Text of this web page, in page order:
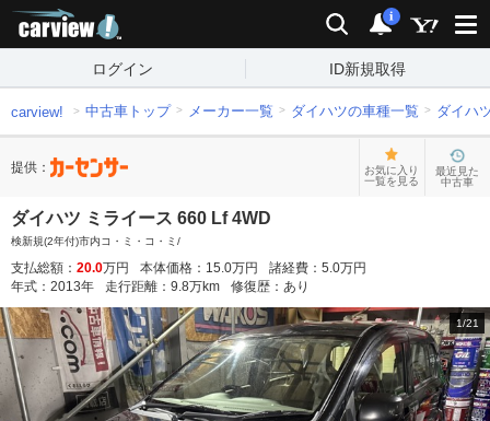
検索 通知
i
ログイン ID新規取得
carview! 中古車トップ メーカー一覧 ダイハツの車種一覧 ダイハ
提供：
お気に入り
一覧を見る
最近見た
中古車
ダイハツ ミライース 660 Lf 4WD
検新規(2年付)市内コ・ミ・コ・ミ/
支払総額： 20.0万円 本体価格： 15.0万円 諸経費： 5.0万円
年式： 2013年 走行距離： 9.8万km 修復歴： あり
1/21